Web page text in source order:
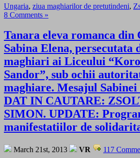
Ungaria, ziua maghiarilor de pretutindeni,
8 Comments »
Tanara eleva romanca din
Sabina Elena, persecutata
maghiari ai Liceului
Sandor”, sub ochii
maghiare. Mesajul
DAT IN CAUTARE:
SIMON. UPDATE:
manifestatiilor de
March 21st, 2013 VR 117